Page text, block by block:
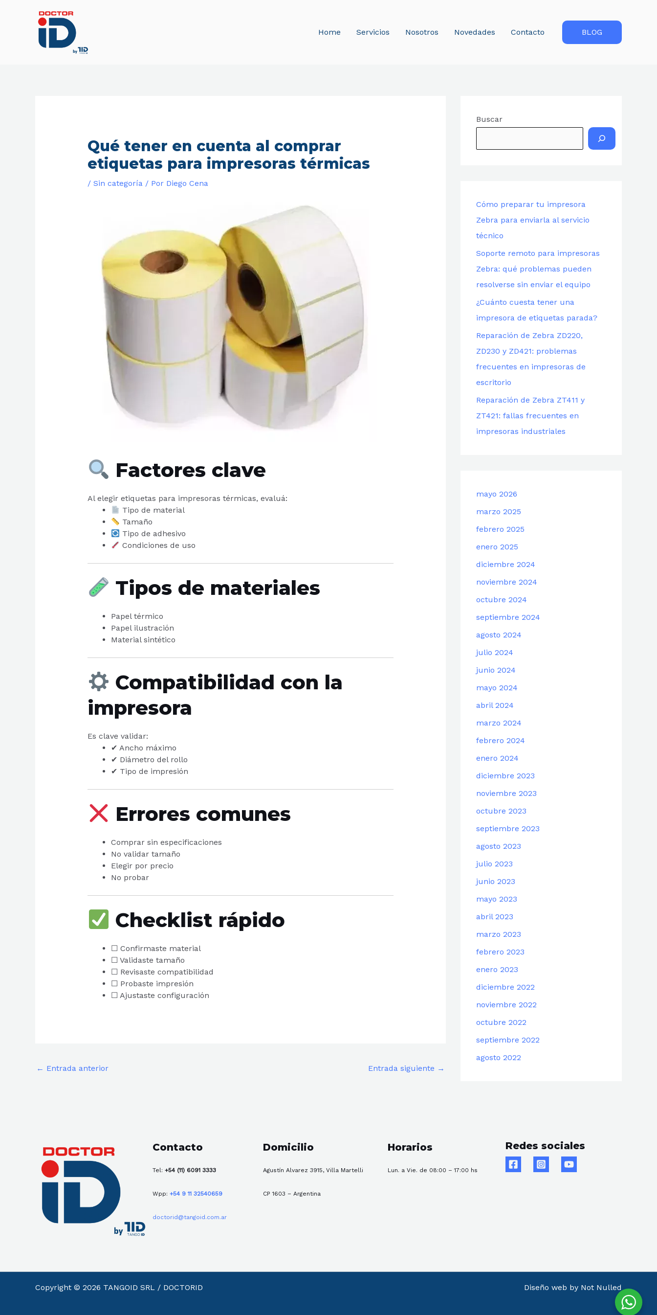
Home Servicios Nosotros Novedades Contacto BLOG
Qué tener en cuenta al comprar
etiquetas para impresoras térmicas
/ Sin categoría/ Por Diego Cena
Factores clave
Al elegir etiquetas para impresoras térmicas, evaluá:
Tipo de material
Tamaño
Tipo de adhesivo
Condiciones de uso
Tipos de materiales
Papel térmico
Papel ilustración
Material sintético
Compatibilidad con la
impresora
Es clave validar:
✔ Ancho máximo
✔ Diámetro del rollo
✔ Tipo de impresión
Errores comunes
Comprar sin especificaciones
No validar tamaño
Elegir por precio
No probar
Checklist rápido
☐ Confirmaste material
☐ Validaste tamaño
☐ Revisaste compatibilidad
☐ Probaste impresión
☐ Ajustaste configuración
← Entrada anterior Entrada siguiente →
Buscar
Cómo preparar tu impresora
Zebra para enviarla al servicio
técnico
Soporte remoto para impresoras
Zebra: qué problemas pueden
resolverse sin enviar el equipo
¿Cuánto cuesta tener una
impresora de etiquetas parada?
Reparación de Zebra ZD220,
ZD230 y ZD421: problemas
frecuentes en impresoras de
escritorio
Reparación de Zebra ZT411 y
ZT421: fallas frecuentes en
impresoras industriales
mayo 2026
marzo 2025
febrero 2025
enero 2025
diciembre 2024
noviembre 2024
octubre 2024
septiembre 2024
agosto 2024
julio 2024
junio 2024
mayo 2024
abril 2024
marzo 2024
febrero 2024
enero 2024
diciembre 2023
noviembre 2023
octubre 2023
septiembre 2023
agosto 2023
julio 2023
junio 2023
mayo 2023
abril 2023
marzo 2023
febrero 2023
enero 2023
diciembre 2022
noviembre 2022
octubre 2022
septiembre 2022
agosto 2022
Contacto
Tel:+54 (11) 6091 3333
Wpp: +54 9 11 32540659
doctorid@tangoid.com.ar
Domicilio
Agustín Alvarez 3915, Villa Martelli
CP 1603 – Argentina
Horarios
Lun. a Vie. de 08:00 – 17:00 hs
Redes sociales
Copyright © 2026 TANGOID SRL / DOCTORID Diseño web by Not Nulled